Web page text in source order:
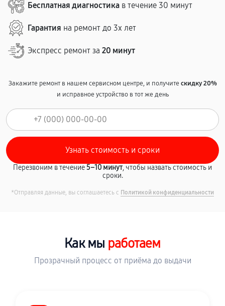
Бесплатная диагностика в течение 30 минут
Гарантия на ремонт до 3х лет
Экспресс ремонт за 20 минут
Закажите ремонт в нашем сервисном центре, и получитескидку 20%
и исправное устройство в тот же день
Перезвоним в течение5–10 минут, чтобы назвать стоимость и
сроки.
*Отправляя данные, вы соглашаетесь с Политикой конфиденциальности
Как мы работаем
Прозрачный процесс от приёма до выдачи